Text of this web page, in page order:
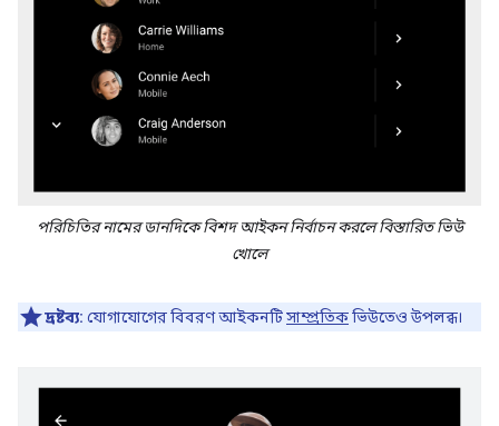
পরিচিতির নামের ডানদিকে বিশদ আইকন নির্বাচন করলে বিস্তারিত ভিউ
খোলে
দ্রষ্টব্য: যোগাযোগের বিবরণ আইকনটিসাম্প্রতিকভিউতেও উপলব্ধ।